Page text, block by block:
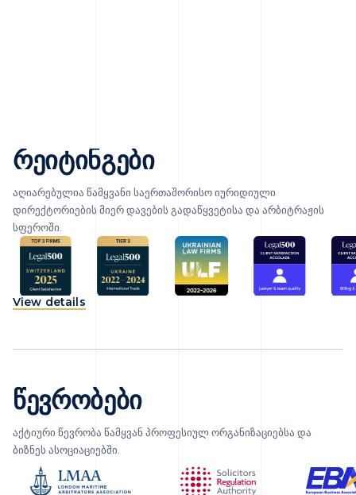
რეიტინგები
აღიარებულია წამყვანი საერთაშორისო იურიდიული
დირექტორიების მიერ დავების გადაწყვეტისა და არბიტრაჟის
სფეროში.
View details
წევრობები
აქტიური წევრობა წამყვან პროფესიულ ორგანიზაციებსა და
ბიზნეს ასოციაციებში.